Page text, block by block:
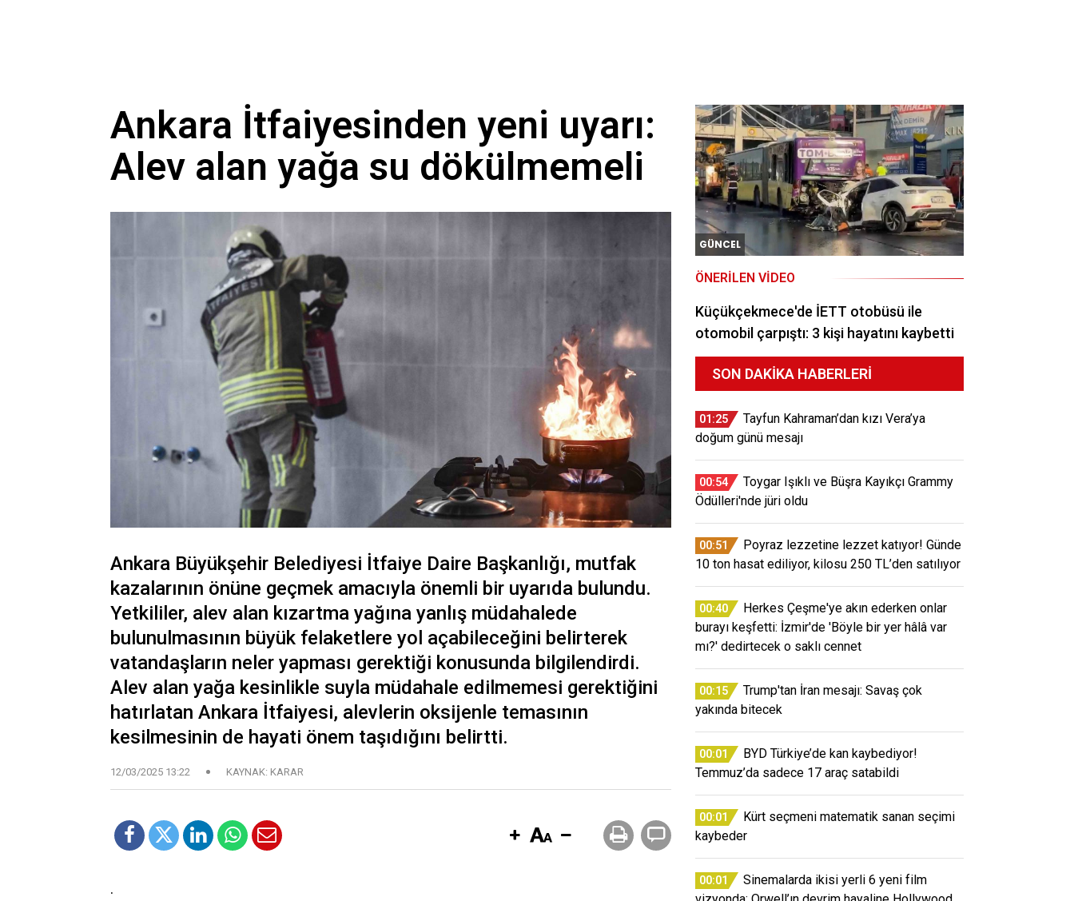
Ankara İtfaiyesinden yeni uyarı:
Alev alan yağa su dökülmemeli
Ankara Büyükşehir Belediyesi İtfaiye Daire Başkanlığı, mutfak
kazalarının önüne geçmek amacıyla önemli bir uyarıda bulundu.
Yetkililer, alev alan kızartma yağına yanlış müdahalede
bulunulmasının büyük felaketlere yol açabileceğini belirterek
vatandaşların neler yapması gerektiği konusunda bilgilendirdi.
Alev alan yağa kesinlikle suyla müdahale edilmemesi gerektiğini
hatırlatan Ankara İtfaiyesi, alevlerin oksijenle temasının
kesilmesinin de hayati önem taşıdığını belirtti.
12/03/2025 13:22 KAYNAK: KARAR
·
GÜNCEL
ÖNERILEN VIDEO
Küçükçekmece'de İETT otobüsü ile
otomobil çarpıştı: 3 kişi hayatını kaybetti
SON DAKIKA HABERLERI
01:25
Tayfun Kahraman’dan kızı Vera’ya
doğum günü mesajı
00:54
Toygar Işıklı ve Büşra Kayıkçı Grammy
Ödülleri'nde jüri oldu
00:51
Poyraz lezzetine lezzet katıyor! Günde
10 ton hasat ediliyor, kilosu 250 TL’den satılıyor
00:40
Herkes Çeşme'ye akın ederken onlar
burayı keşfetti: İzmir'de 'Böyle bir yer hâlâ var
mı?' dedirtecek o saklı cennet
00:15
Trump'tan İran mesajı: Savaş çok
yakında bitecek
00:01
BYD Türkiye’de kan kaybediyor!
Temmuz’da sadece 17 araç satabildi
00:01
Kürt seçmeni matematik sanan seçimi
kaybeder
00:01
Sinemalarda ikisi yerli 6 yeni film